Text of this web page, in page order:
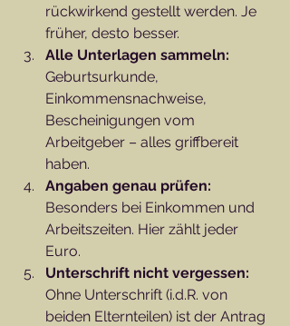
rückwirkend gestellt werden. Je
früher, desto besser.
Alle Unterlagen sammeln:
Geburtsurkunde,
Einkommensnachweise,
Bescheinigungen vom
Arbeitgeber – alles griffbereit
haben.
Angaben genau prüfen:
Besonders bei Einkommen und
Arbeitszeiten. Hier zählt jeder
Euro.
Unterschrift nicht vergessen:
Ohne Unterschrift (i.d.R. von
beiden Elternteilen) ist der Antrag